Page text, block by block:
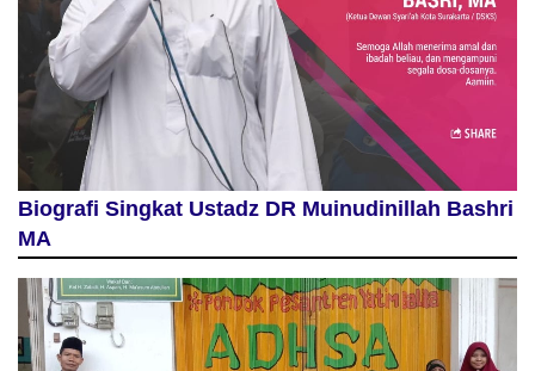
Biografi Singkat Ustadz DR Muinudinillah Bashri
MA